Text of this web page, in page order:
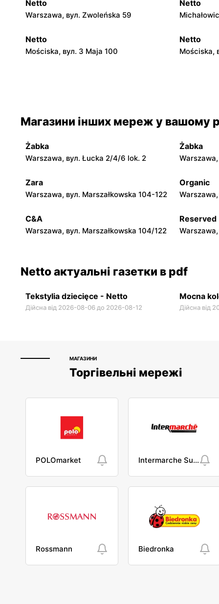
Netto
Warszawa, вул. Zwoleńska 59
Netto
Netto
Mościska, вул. 3 Maja 100
Netto
Mościska,
Łomianki, вул. Warszawska 171 Piaseczno,
Netto Netto
Nowe Lipiny, вул. Szosa Jadowska 47D
Otwock,
1
Магазини інших мереж у вашому
Żabka
Warszawa, вул. Łucka 2/4/6 lok. 2
Żabka
Zara
Warszawa, вул. Marszałkowska 104-122
Organic
C&A
Warszawa, вул. Marszałkowska 104/122
Reserved
Netto актуальні газетки в pdf
Tekstylia dziecięce - Netto
Дійсна від 2026-08-06 до 2026-08-12
Mocna
Дійсна від
МАГАЗИНИ
Торгівельні мережі
POLOmarket Intermarche Super
Rossmann Biedronka